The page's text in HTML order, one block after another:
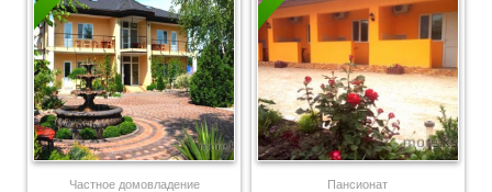
Частное домовладение Пансионат